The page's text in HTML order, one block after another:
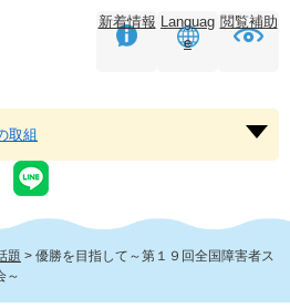
新着情報 Languag
e
閲覧補助
ー
を
取組
題 > 優勝を目指して～第１９回全国障害者ス
～